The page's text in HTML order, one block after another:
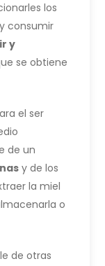
los
consumir
y
se obtiene
el ser
de un
y de los
la miel
o
de otras